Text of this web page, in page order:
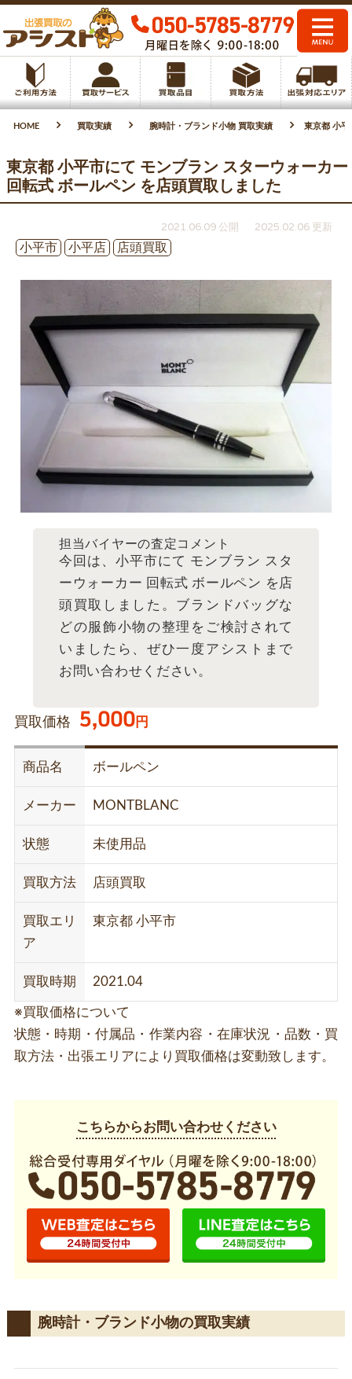
HOME 買取実績 腕時計・ブランド小物 買取実績 東京都 小平
東京都 小平市にて モンブラン スターウォーカー
回転式 ボールペン を店頭買取しました
2021.06.09 公開
2025.02.06 更新
小平市
小平店 店頭買取
担当バイヤーの査定コメント
今回は、小平市にて モンブラン スタ
ーウォーカー 回転式 ボールペン を店
頭買取しました。ブランドバッグな
どの服飾小物の整理をご検討されて
いましたら、ぜひ一度アシストまで
お問い合わせください。
買取価格 5,000円
商品名 ボールペン
メーカー MONTBLANC
状態 未使用品
買取方法 店頭買取
買取エリ
ア
東京都 小平市
買取時期 2021.04
※買取価格について
状態・時期・付属品・作業内容・在庫状況・品数・買
取方法・出張エリアにより買取価格は変動致します。
こちらからお問い合わせください
腕時計・ブランド小物の買取実績